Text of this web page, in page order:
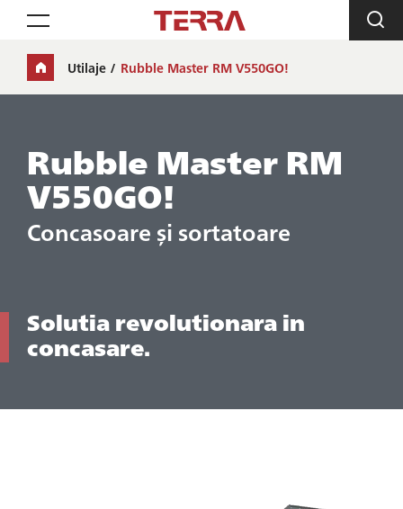
Toggle navigation
Utilaje Rubble Master RM V550GO!
Rubble Master RM
V550GO!
Concasoare și sortatoare
Solutia revolutionara in
concasare.